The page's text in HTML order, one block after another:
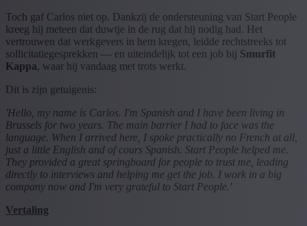
Toch gaf Carlos niet op. Dankzij de ondersteuning van Start People
kreeg hij meteen dat duwtje in de rug dat hij nodig had. Het
vertrouwen dat werkgevers in hem kregen, leidde rechtstreeks tot
sollicitatiegesprekken — en uiteindelijk tot een job bij Smurfit
Kappa, waar hij vandaag met trots werkt.
Dit is zijn getuigenis:
'Hello, my name is Carlos. I'm Spanish and I have been living in
Brussels for two years. The main barrier I had to face was the
language. When I arrived here, I spoke practically no French at all,
just a little English and of cours Spanish. Start People helped me.
They provided a great springboard for people to trust me, leading
directly to interviews and helping me get the job. I work in a big
company now and I'm very grateful to Start People.'
Vertaling